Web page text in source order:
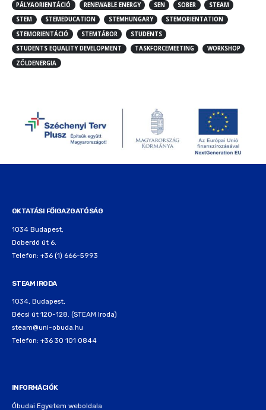
PÁLYAORIENTÁCIÓ
RENEWABLE ENERGY SEN SOBER
STEAM
STEM
STEMEDUCATION STEMHUNGARY
STEMORIENTATION
STEMORIENTÁCIÓ
STEMTÁBOR
STUDENTS
STUDENTS EQUALITY DEVELOPMENT
TASKFORCEMEETING
WORKSHOP
ZÖLDENERGIA
OKTATÁSI FŐIGAZGATÓSÁG
1034 Budapest,
Doberdó út 6.
Telefon: +36 (1) 666-5993
STEAM IRODA
1034, Budapest,
Bécsi út 120-128. (STEAM Iroda)
steam@uni-obuda.hu
Telefon: +36 30 101 0844
INFORMÁCIÓK
Óbudai Egyetem weboldala